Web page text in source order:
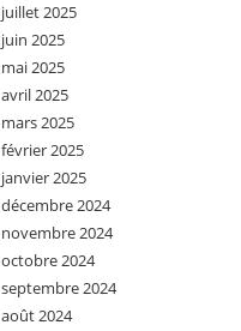
juillet 2025
juin 2025
mai 2025
avril 2025
mars 2025
février 2025
janvier 2025
décembre 2024
novembre 2024
octobre 2024
septembre 2024
août 2024